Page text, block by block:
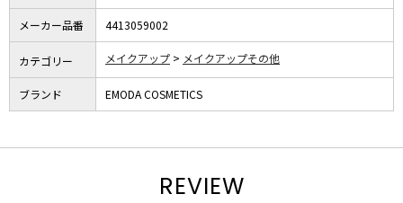
メーカー品番 4413059002
カテゴリー メイクアップ メイクアップその他
ブランド EMODA COSMETICS
REVIEW